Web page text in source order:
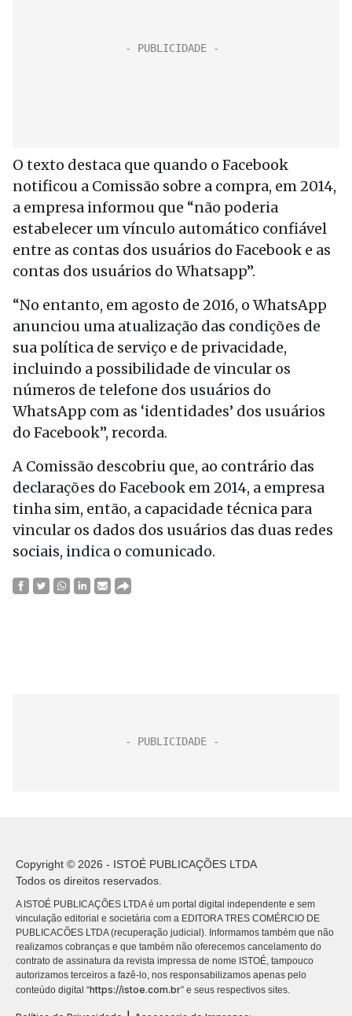
O texto destaca que quando o Facebook
notificou a Comissão sobre a compra, em 2014,
a empresa informou que “não poderia
estabelecer um vínculo automático confiável
entre as contas dos usuários do Facebook e as
contas dos usuários do Whatsapp”.
“No entanto, em agosto de 2016, o WhatsApp
anunciou uma atualização das condições de
sua política de serviço e de privacidade,
incluindo a possibilidade de vincular os
números de telefone dos usuários do
WhatsApp com as ‘identidades’ dos usuários
do Facebook”, recorda.
A Comissão descobriu que, ao contrário das
declarações do Facebook em 2014, a empresa
tinha sim, então, a capacidade técnica para
vincular os dados dos usuários das duas redes
sociais, indica o comunicado.
Copyright © 2026 - ISTOÉ PUBLICAÇÕES LTDA
Todos os direitos reservados.
A ISTOÉ PUBLICAÇÕES LTDA é um portal digital independente e sem
vinculação editorial e societária com a EDITORA TRES COMÉRCIO DE
PUBLICACÕES LTDA (recuperação judicial). Informamos também que não
realizamos cobranças e que também não oferecemos cancelamento do
contrato de assinatura da revista impressa de nome ISTOÉ, tampouco
autorizamos terceiros a fazê-lo, nos responsabilizamos apenas pelo
conteúdo digital “https://istoe.com.br” e seus respectivos sites.